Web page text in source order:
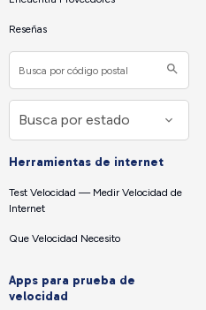
Reseñas
Herramientas de internet
Test Velocidad — Medir Velocidad de
Internet
Que Velocidad Necesito
Apps para prueba de
velocidad